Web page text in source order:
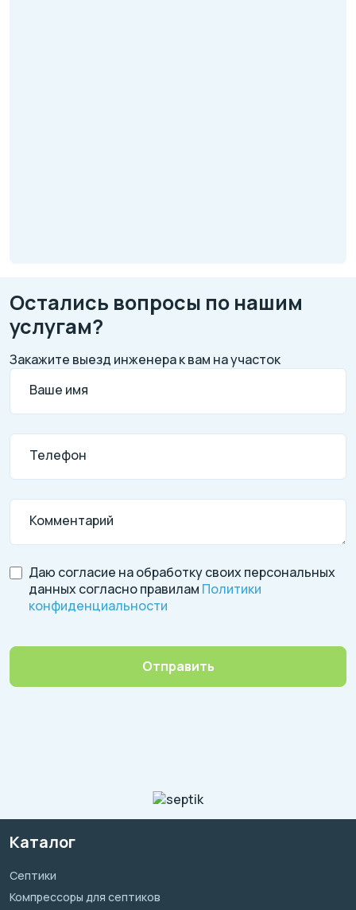
Остались вопросы по нашим
услугам?
Закажите выезд инженера к вам на участок
Ваше имя
Телефон
Комментарий
Даю согласие на обработку своих персональных
данных согласно правилам Политики
конфиденциальности
Отправить
Каталог
Септики
Компрессоры для септиков